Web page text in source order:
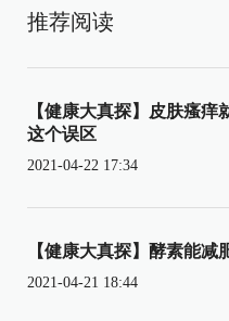
推荐阅读
【健康大真探】皮肤瘙
这个误区
2021-04-22 17:34
【健康大真探】酵素能
2021-04-21 18:44